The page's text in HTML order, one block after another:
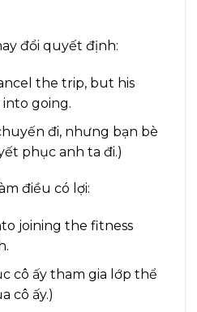
đổi quyết định:
the trip, but his
going.
đi, nhưng bạn bè
phục anh ta đi.)
điều có lợi:
joining the fitness
cô ấy tham gia lớp thể
cô ấy.)